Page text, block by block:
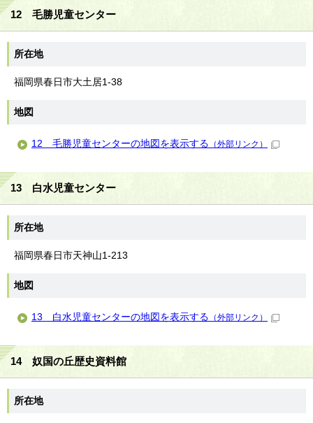
12 毛勝児童センター
所在地
福岡県春日市大土居1-38
地図
12 毛勝児童センターの地図を表示する （外部リンク）
13 白水児童センター
所在地
福岡県春日市天神山1-213
地図
13 白水児童センターの地図を表示する （外部リンク）
14 奴国の丘歴史資料館
所在地